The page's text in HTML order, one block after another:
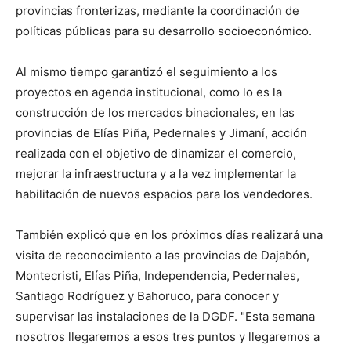
provincias fronterizas, mediante la coordinación de
políticas públicas para su desarrollo socioeconómico.
Al mismo tiempo garantizó el seguimiento a los
proyectos en agenda institucional, como lo es la
construcción de los mercados binacionales, en las
provincias de Elías Piña, Pedernales y Jimaní, acción
realizada con el objetivo de dinamizar el comercio,
mejorar la infraestructura y a la vez implementar la
habilitación de nuevos espacios para los vendedores.
También explicó que en los próximos días realizará una
visita de reconocimiento a las provincias de Dajabón,
Montecristi, Elías Piña, Independencia, Pedernales,
Santiago Rodríguez y Bahoruco, para conocer y
supervisar las instalaciones de la DGDF. "Esta semana
nosotros llegaremos a esos tres puntos y llegaremos a